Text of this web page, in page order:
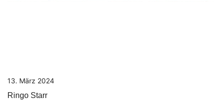
13. März 2024
Ringo Starr